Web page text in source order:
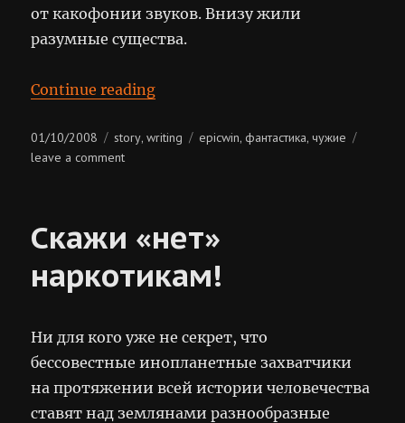
от какофонии звуков. Внизу жили
разумные существа.
Continue reading“Космический мусор”
Posted
on
01/10/2008 Categories
story,writing Tags
epicwin,фантастика,чужие
leave a commenton
Скажи «нет»
наркотикам!
Ни для кого уже не секрет, что
бессовестные инопланетные захватчики
на протяжении всей истории человечества
ставят над землянами разнообразные